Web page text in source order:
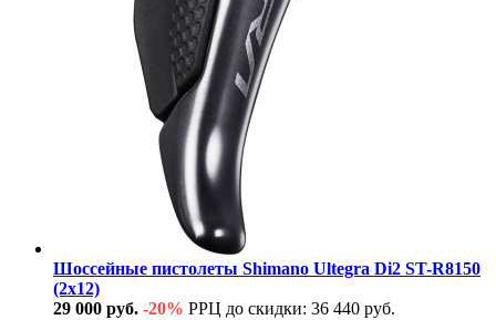
Шоссейные пистолеты Shimano Ultegra Di2 ST-R8150
(2x12)
29 000 руб. -20% РРЦ до скидки: 36 440 руб.